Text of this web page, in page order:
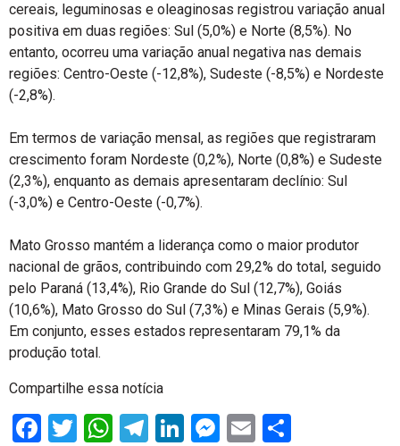
cereais, leguminosas e oleaginosas registrou variação anual
positiva em duas regiões: Sul (5,0%) e Norte (8,5%). No
entanto, ocorreu uma variação anual negativa nas demais
regiões: Centro-Oeste (-12,8%), Sudeste (-8,5%) e Nordeste
(-2,8%).
Em termos de variação mensal, as regiões que registraram
crescimento foram Nordeste (0,2%), Norte (0,8%) e Sudeste
(2,3%), enquanto as demais apresentaram declínio: Sul
(-3,0%) e Centro-Oeste (-0,7%).
Mato Grosso mantém a liderança como o maior produtor
nacional de grãos, contribuindo com 29,2% do total, seguido
pelo Paraná (13,4%), Rio Grande do Sul (12,7%), Goiás
(10,6%), Mato Grosso do Sul (7,3%) e Minas Gerais (5,9%).
Em conjunto, esses estados representaram 79,1% da
produção total.
Compartilhe essa notícia
Facebook
Twitter
WhatsApp
Telegram
LinkedIn
Messenger
Email